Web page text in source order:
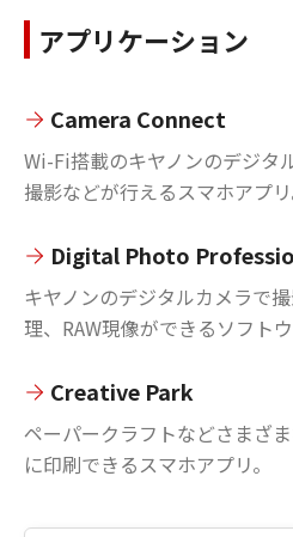
アプリケーション
Camera Connect
Wi-Fi搭載のキヤノンのデジタ
撮影などが行えるスマホアプリ
Digital Photo
キヤノンのデジタルカメラで
理、RAW現像ができるソフトウ
Creative Park
ペーパークラフトなどさまざ
に印刷できるスマホアプリ。